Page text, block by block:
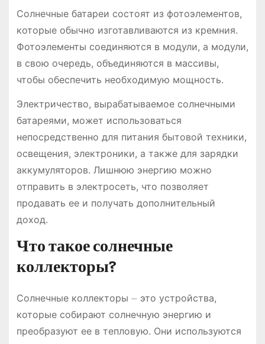
Солнечные батареи состоят из фотоэлементов,
которые обычно изготавливаются из кремния.
Фотоэлементы соединяются в модули, а модули,
в свою очередь, объединяются в массивы,
чтобы обеспечить необходимую мощность.
Электричество, вырабатываемое солнечными
батареями, может использоваться
непосредственно для питания бытовой техники,
освещения, электроники, а также для зарядки
аккумуляторов. Лишнюю энергию можно
отправить в электросеть, что позволяет
продавать ее и получать дополнительный
доход.
Что такое солнечные
коллекторы?
Солнечные коллекторы ⏤ это устройства,
которые собирают солнечную энергию и
преобразуют ее в тепловую. Они используются